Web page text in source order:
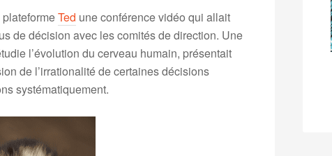
Ted une conférence vidéo qui allait
de décision avec les comités de direction. Une
l’évolution du cerveau humain, présentait
de l’irrationalité de certaines décisions
systématiquement.